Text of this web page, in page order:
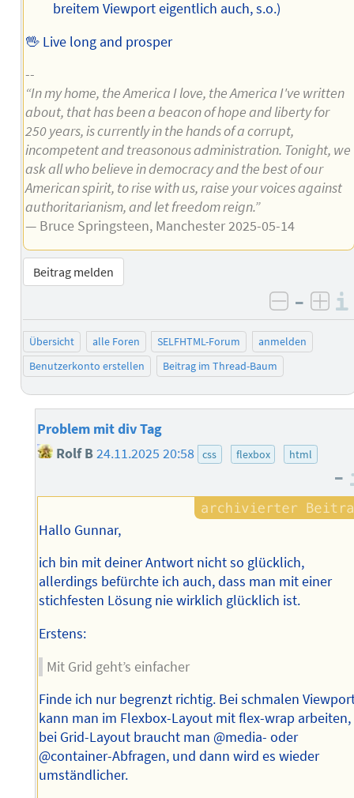
breitem Viewport eigentlich auch, s.o.)
🖖 Live long and prosper
--
“In my home, the America I love, the America I've written
about, that has been a beacon of hope and liberty for
250 years, is currently in the hands of a corrupt,
incompetent and treasonous administration. Tonight, we
ask all who believe in democracy and the best of our
American spirit, to rise with us, raise your voices against
authoritarianism, and let freedom reign.”
— Bruce Springsteen, Manchester 2025-05-14
Beitrag melden
negativ
–
Übersicht alle Foren SELFHTML-Forum
anmelden
Benutzerkonto erstellen
Beitrag im Thread-Baum
Problem mit div Tag
Rolf B24.11.2025 20:58 css flexbox html
–
Hallo Gunnar,
ich bin mit deiner Antwort nicht so glücklich,
allerdings befürchte ich auch, dass man mit einer
stichfesten Lösung nie wirklich glücklich ist.
Erstens:
Mit Grid geht’s einfacher
Finde ich nur begrenzt richtig. Bei schmalen
kann man im Flexbox-Layout mit flex-wrap arbeiten,
bei Grid-Layout braucht man @media- oder
@container-Abfragen, und dann wird es wieder
umständlicher.